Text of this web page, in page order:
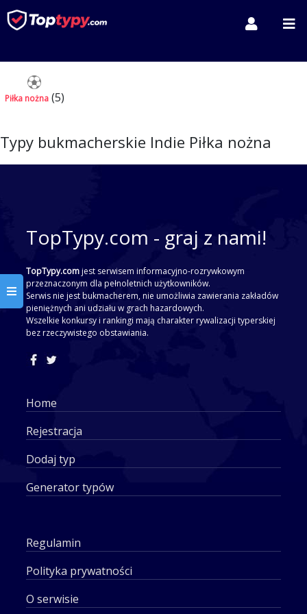
Piłka nożna(5)
Typy bukmacherskie Indie Piłka nożna
TopTypy.com - graj z nami!
TopTypy.comjest serwisem informacyjno-rozrywkowym
przeznaczonym dla pełnoletnich użytkowników.
Serwis nie jest bukmacherem, nie umożliwia zawierania zakładów
pieniężnych ani udziału w grach hazardowych.
Wszelkie konkursy i rankingi mają charakter rywalizacji typerskiej
bez rzeczywistego obstawiania.
Home
Rejestracja
Dodaj typ
Generator typów
Regulamin
Polityka prywatności
O serwisie